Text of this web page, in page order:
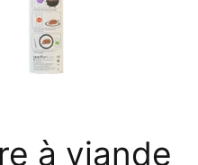
à viande